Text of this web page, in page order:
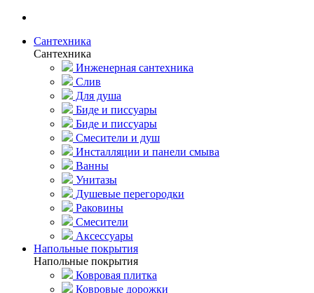
Сантехника
Сантехника
Инженерная сантехника
Слив
Для душа
Биде и писсуары
Биде и писсуары
Смесители и душ
Инсталляции и панели смыва
Ванны
Унитазы
Душевые перегородки
Раковины
Смесители
Аксессуары
Напольные покрытия
Напольные покрытия
Ковровая плитка
Ковровые дорожки